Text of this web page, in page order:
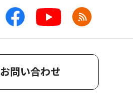
お問い合わせ